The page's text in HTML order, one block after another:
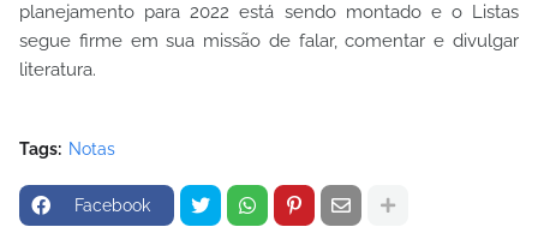
planejamento para 2022 está sendo montado e o Listas
segue firme em sua missão de falar, comentar e divulgar
literatura.
Tags: Notas
Facebook